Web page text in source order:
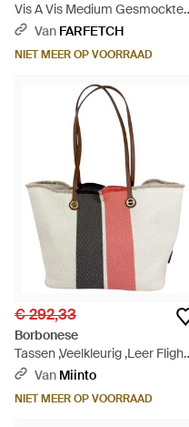
Vis A Vis Medium Gesmockte
Shopper - Naturel
Van FARFETCH
NIET MEER OP VOORRAAD
€ 292,33
Borbonese
Tassen ,Veelkleurig ,Leer Flight
Shopping Bag Medium - Rood
Van Miinto
NIET MEER OP VOORRAAD